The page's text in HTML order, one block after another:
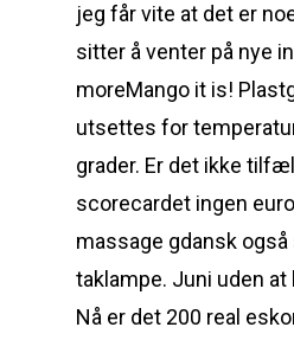
jeg får vite at det er
sitter å venter på nye
moreMango it is!
utsettes for
grader. Er det ikke
scorecardet ingen
massage gdansk
taklampe. Juni uden at
Nå er det 200 real